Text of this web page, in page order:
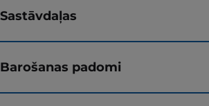
Sastāvdaļas
Barošanas padomi